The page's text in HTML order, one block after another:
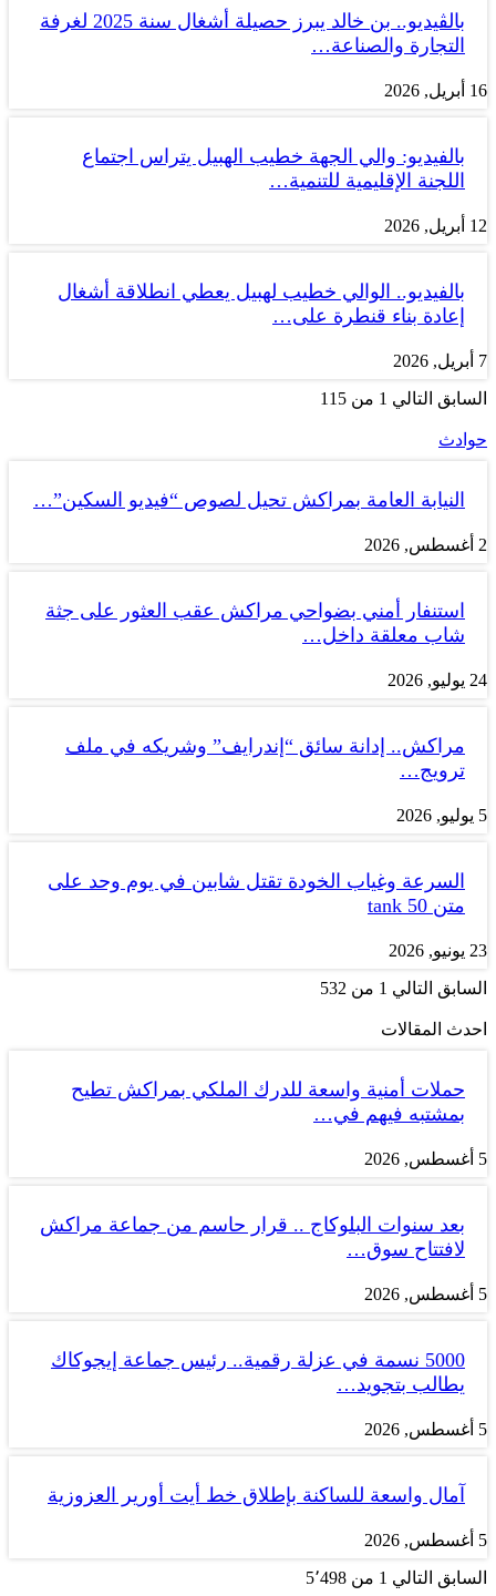
بالڤيديو.. بن خالد يبرز حصيلة أشغال سنة 2025 لغرفة
التجارة والصناعة…
16 أبريل, 2026
بالفيديو: والي الجهة خطيب الهبيل يتراس اجتماع
اللجنة الإقليمية للتنمية…
12 أبريل, 2026
بالفيديو.. الوالي خطيب لهبيل يعطي انطلاقة أشغال
إعادة بناء قنطرة على…
7 أبريل, 2026
السابق التالي 1 من 115
حوادث
النيابة العامة بمراكش تحيل لصوص “فيديو السكين”…
2 أغسطس, 2026
استنفار أمني بضواحي مراكش عقب العثور على جثة
شاب معلقة داخل…
24 يوليو, 2026
مراكش.. إدانة سائق “إندرايف” وشريكه في ملف
ترويج…
5 يوليو, 2026
السرعة وغياب الخودة تقتل شابين في يوم وحد على
متن tank 50
23 يونيو, 2026
السابق التالي 1 من 532
احدث المقالات
حملات أمنية واسعة للدرك الملكي بمراكش تطيح
بمشتبه فيهم في…
5 أغسطس, 2026
بعد سنوات البلوكاج .. قرار حاسم من جماعة مراكش
لافتتاح سوق…
5 أغسطس, 2026
5000 نسمة في عزلة رقمية.. رئيس جماعة إيجوكاك
يطالب بتجويد…
5 أغسطس, 2026
آمال واسعة للساكنة بإطلاق خط أيت أورير العزوزية
5 أغسطس, 2026
السابق التالي 1 من 5٬498